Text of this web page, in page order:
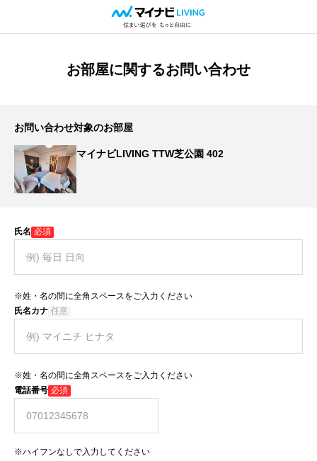
お部屋に関するお問い合わせ
お問い合わせ対象のお部屋
マイナビLIVING TTW芝公園 402
氏名 必須
※姓・名の間に全角スペースをご入力ください
氏名カナ 任意
※姓・名の間に全角スペースをご入力ください
電話番号 必須
※ハイフンなしで入力してください